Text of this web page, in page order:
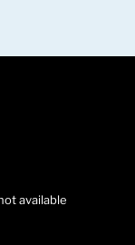
available